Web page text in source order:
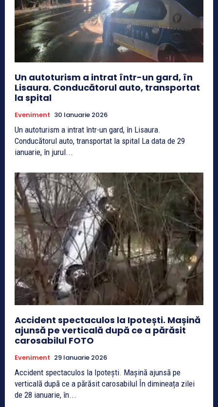
Un autoturism a intrat într-un gard, în
Lisaura. Conducătorul auto, transportat
la spital
Eveniment 30 Ianuarie 2026
Un autoturism a intrat într-un gard, în Lisaura.
Conducătorul auto, transportat la spital La data de 29
ianuarie, în jurul...
Accident spectaculos la Ipotești. Mașină
ajunsă pe verticală după ce a părăsit
carosabilul FOTO
Eveniment 29 Ianuarie 2026
Accident spectaculos la Ipotești. Mașină ajunsă pe
verticală după ce a părăsit carosabilul În dimineața zilei
de 28 ianuarie, în...